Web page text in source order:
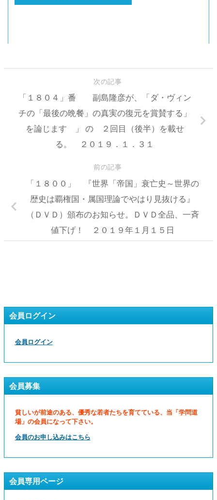
次の記事
「１８０４」番 副島隆彦が、「ダ・ヴィン
チの「最後の晩餐」の真実の復元を賞賛する」
を論じます 」 の ２回目（後半）を載せ
る。 ２０１９．１．３１
前の記事
「１８００」 『世界「帝国」衰亡史～世界の
歴史は覇権国・属国理論でやはり見抜ける』
（ＤＶＤ）頒布のお知らせ。ＤＶＤ全品、一斉
値下げ！ ２０１９年１月１５日
会員ログイン
会員ログイン
会員募集
貧しいが前途のある、優秀な若者たちを育てている、当「学問道
場」の会員になって下さい。
会員のお申し込みはこちら
会員専用ページ